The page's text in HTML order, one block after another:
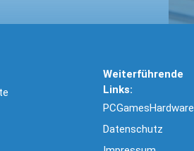
Weiterführende
Links:
PCGamesHardware
Datenschutz